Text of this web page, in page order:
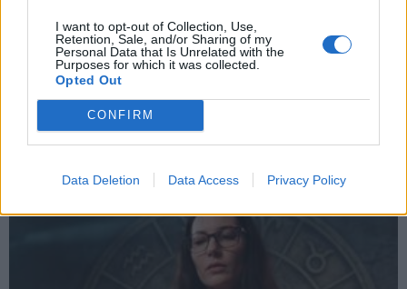
I want to opt-out of Collection, Use,
Retention, Sale, and/or Sharing of my
Personal Data that Is Unrelated with the
Purposes for which it was collected.
Opted Out
CONFIRM
Data Deletion Data Access Privacy Policy
Receptai 2026-08-09 10:00
Kaip raugti pomidorus žiemai: TOP 3